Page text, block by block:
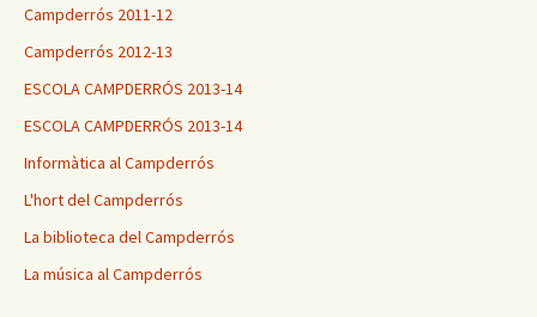
Campderrós 2011-12
Campderrós 2012-13
ESCOLA CAMPDERRÓS 2013-14
ESCOLA CAMPDERRÓS 2013-14
Informàtica al Campderrós
L'hort del Campderrós
La biblioteca del Campderrós
La música al Campderrós